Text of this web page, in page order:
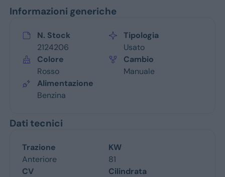
Informazioni generiche
N. Stock
2124206
Tipologia
Usato
Colore
Rosso
Cambio
Manuale
Alimentazione
Benzina
Dati tecnici
Trazione
Anteriore
KW
81
CV
Cilindrata